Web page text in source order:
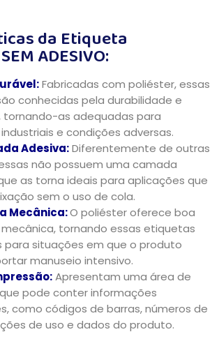
da Etiqueta
ADESIVO:
Fabricadas com poliéster, essas
conhecidas pela durabilidade e
tornando-as adequadas para
e condições adversas.
Adesiva:Diferentemente de outras
não possuem uma camada
as torna ideais para aplicações que
sem o uso de cola.
Mecânica:O poliéster oferece boa
tornando essas etiquetas
para situações em que o produto
manuseio intensivo.
Apresentam uma área de
pode conter informações
como códigos de barras, números de
de uso e dados do produto.